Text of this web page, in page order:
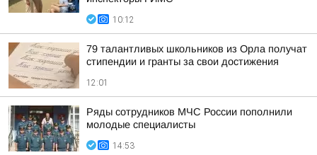
10:12
79 талантливых школьников из Орла получат
стипендии и гранты за свои достижения
12:01
Ряды сотрудников МЧС России пополнили
молодые специалисты
14:53